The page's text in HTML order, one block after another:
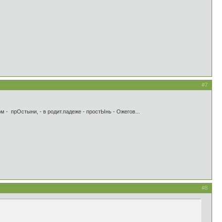
#7
- прОстыни, - в родит.падеже - простЫнь - Ожегов...
#8